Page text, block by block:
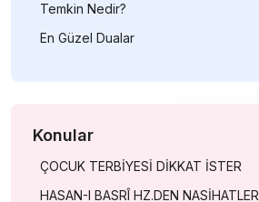
Temkin Nedir?
En Güzel Dualar
Konular
ÇOCUK TERBİYESİ DİKKAT İSTER
HASAN-I BASRÎ HZ.DEN NASİHATLER